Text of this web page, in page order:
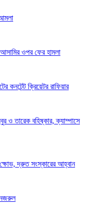
ওপর ফের হামলা
ক্রিয়েটর রাফিয়ার
ও তারেক বহিষ্কার, ক্যাম্পাসে
ক্ষোভ, দ্রুত সংস্কারের আহ্বান
নজরুল